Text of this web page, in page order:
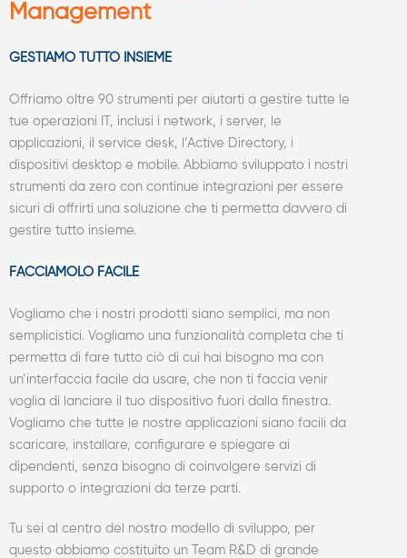
Management
GESTIAMO TUTTO INSIEME
Offriamo oltre 90 strumenti per aiutarti a gestire tutte le
tue operazioni IT, inclusi i network, i server, le
applicazioni, il service desk, l’Active Directory, i
dispositivi desktop e mobile. Abbiamo sviluppato i nostri
strumenti da zero con continue integrazioni per essere
sicuri di offrirti una soluzione che ti permetta davvero di
gestire tutto insieme.
FACCIAMOLO FACILE
Vogliamo che i nostri prodotti siano semplici, ma non
semplicistici. Vogliamo una funzionalità completa che ti
permetta di fare tutto ciò di cui hai bisogno ma con
un’interfaccia facile da usare, che non ti faccia venir
voglia di lanciare il tuo dispositivo fuori dalla finestra.
Vogliamo che tutte le nostre applicazioni siano facili da
scaricare, installare, configurare e spiegare ai
dipendenti, senza bisogno di coinvolgere servizi di
supporto o integrazioni da terze parti.
Tu sei al centro del nostro modello di sviluppo, per
questo abbiamo costituito un Team R&D di grande